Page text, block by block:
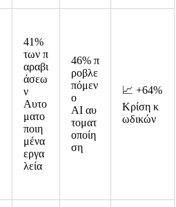
41%
των π
αραβι
άσεω
ν
Αυτο
ματο
ποιη
μένα
εργα
λεία
46% π
ροβλε
πόμεν
ο
AI αυ
τοματ
οποίη
ση
📈 +64%
Κρίση κ
ωδικών